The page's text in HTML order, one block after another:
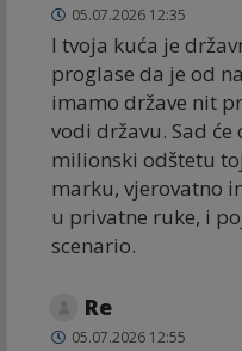
05.07.2026 12:35
I tvoja kuća je
proglase da je od
imamo države nit
vodi državu. Sad
milionski odštetu
marku, vjerovatno
u privatne ruke, i
scenario.
Re
05.07.2026 12:55